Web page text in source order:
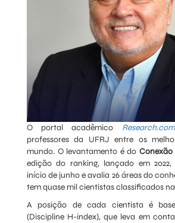
O portal acadêmico Research.com
professores da UFRJ entre os
mundo. O levantamento é do Conexão
edição do ranking, lançado em
início de junho e avalia 26 áreas do
tem quase mil cientistas classificados
A posição de cada cientista é
(Discipline H-index), que leva em